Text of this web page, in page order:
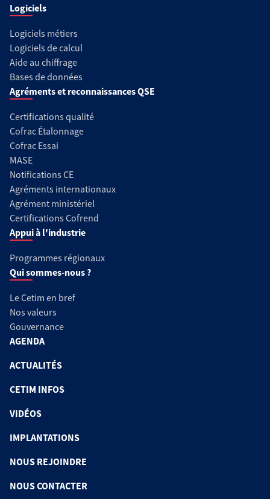
Logiciels
Logiciels métiers
Logiciels de calcul
Aide au chiffrage
Bases de données
Agréments et reconnaissances QSE
Certifications qualité
Cofrac Étalonnage
Cofrac Essai
MASE
Notifications CE
Agréments internationaux
Agrément ministériel
Certifications Cofrend
Appui à l'industrie
Programmes régionaux
Qui sommes-nous ?
Le Cetim en bref
Nos valeurs
Gouvernance
AGENDA
ACTUALITÉS
CETIM INFOS
VIDÉOS
IMPLANTATIONS
NOUS REJOINDRE
NOUS CONTACTER